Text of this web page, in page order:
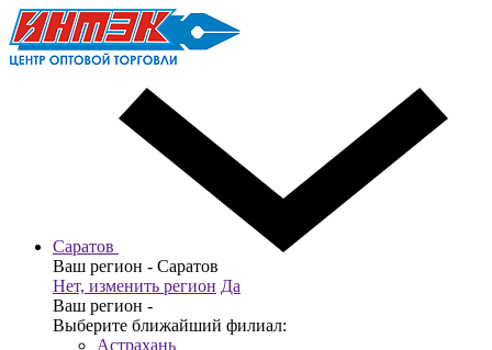
Саратов
Ваш регион - Саратов
Нет, изменить регион Да
Ваш регион -
Выберите ближайший филиал:
Астрахань